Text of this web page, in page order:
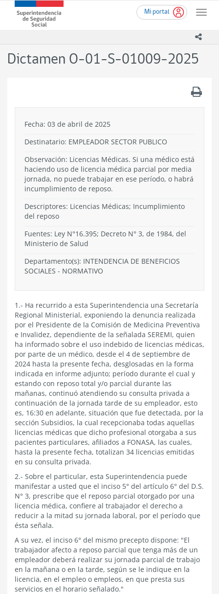
contenido
Mi portal
Toggle
Superintendencia
de
-
Dictamen O-01-S-01009-2025
Fecha: 03 de abril de 2025
Destinatario: EMPLEADOR SECTOR PUBLICO
Observación: Licencias Médicas. Si una médico está
haciendo uso de licencia médica parcial por media
jornada, no puede trabajar en ese período, o habrá
incumplimiento de reposo.
Descriptores: Licencias Médicas; Incumplimiento
del reposo
Fuentes: Ley N°16.395; Decreto N° 3, de 1984, del
Ministerio de Salud
Departamento(s): INTENDENCIA DE BENEFICIOS
SOCIALES - NORMATIVO
1.- Ha recurrido a esta Superintendencia una Secretaría
Regional Ministerial, exponiendo la denuncia realizada
por el Presidente de la Comisión de Medicina Preventiva
e Invalidez, dependiente de la señalada SEREMI, quien
ha informado sobre el uso indebido de licencias médicas,
por parte de un médico, desde el 4 de septiembre de
2024 hasta la presente fecha, desglosadas en la forma
indicada en informe adjunto; período durante el cual y
estando con reposo total y/o parcial durante las
mañanas, continuó atendiendo su consulta privada a
continuación de la jornada tarde de su empleador, esto
es, 16:30 en adelante, situación que fue detectada, por la
sección Subsidios, la cual recepcionaba todas aquellas
licencias médicas que dicho profesional otorgaba a sus
pacientes particulares, afiliados a FONASA, las cuales,
hasta la presente fecha, totalizan 34 licencias emitidas
en su consulta privada.
2.- Sobre el particular, esta Superintendencia puede
manifestar a usted que el inciso 5° del artículo 6° del D.S.
N° 3, prescribe que el reposo parcial otorgado por una
licencia médica, confiere al trabajador el derecho a
reducir a la mitad su jornada laboral, por el período que
ésta señala.
A su vez, el inciso 6° del mismo precepto dispone: "El
trabajador afecto a reposo parcial que tenga más de un
empleador deberá realizar su jornada parcial de trabajo
en la mañana o en la tarde, según se le indique en la
licencia, en el empleo o empleos, en que presta sus
servicios en el horario señalado."